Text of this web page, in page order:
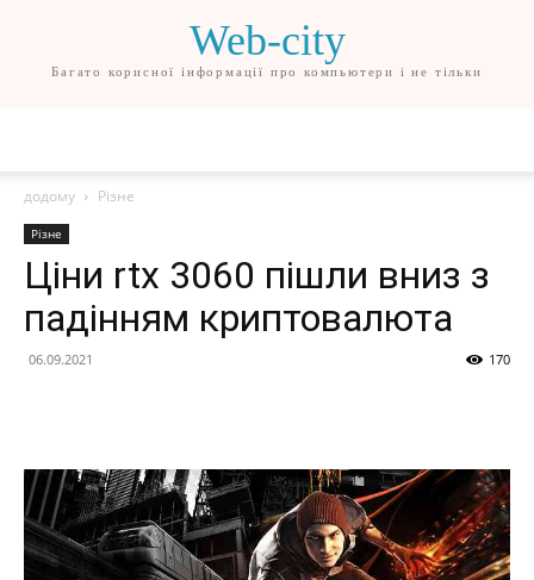
Web-city
Багато корисної інформації про компьютери і не тільки
додому Різне
Різне
Ціни rtx 3060 пішли вниз з
падінням криптовалюта
06.09.2021 170